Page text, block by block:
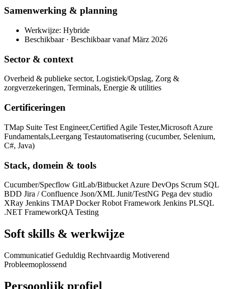
Samenwerking & planning
Werkwijze: Hybride
Beschikbaar · Beschikbaar vanaf März 2026
Sector & context
Overheid & publieke sector, Logistiek/Opslag, Zorg &
zorgverzekeringen, Terminals, Energie & utilities
Certificeringen
TMap Suite Test Engineer,Certified Agile Tester,Microsoft Azure
Fundamentals,Leergang Testautomatisering (cucumber, Selenium,
C#, Java)
Stack, domein & tools
Cucumber/Specflow GitLab/Bitbucket Azure DevOps Scrum SQL
BDD Jira / Confluence Json/XML Junit/TestNG Pega dev studio
XRay Jenkins TMAP Docker Robot Framework Jenkins PLSQL
.NET FrameworkQA Testing
Soft skills & werkwijze
Communicatief Geduldig Rechtvaardig Motiverend
Probleemoplossend
Persoonlijk profiel